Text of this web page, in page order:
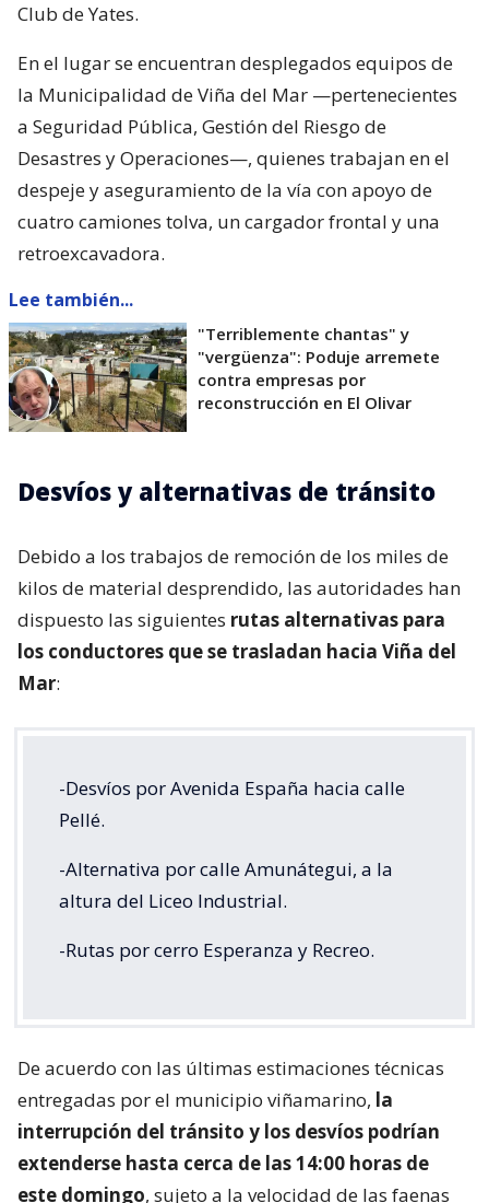
Club de Yates.
En el lugar se encuentran desplegados equipos de
la Municipalidad de Viña del Mar —pertenecientes
a Seguridad Pública, Gestión del Riesgo de
Desastres y Operaciones—, quienes trabajan en el
despeje y aseguramiento de la vía con apoyo de
cuatro camiones tolva, un cargador frontal y una
retroexcavadora.
Lee también...
"Terriblemente chantas" y
"vergüenza": Poduje arremete
contra empresas por
reconstrucción en El Olivar
Desvíos y alternativas de tránsito
Debido a los trabajos de remoción de los miles de
kilos de material desprendido, las autoridades han
dispuesto las siguientes rutas alternativas para
los conductores que se trasladan hacia Viña del
Mar:
-Desvíos por Avenida España hacia calle
Pellé.
-Alternativa por calle Amunátegui, a la
altura del Liceo Industrial.
-Rutas por cerro Esperanza y Recreo.
De acuerdo con las últimas estimaciones técnicas
entregadas por el municipio viñamarino, la
interrupción del tránsito y los desvíos podrían
extenderse hasta cerca de las 14:00 horas de
este domingo, sujeto a la velocidad de las faenas